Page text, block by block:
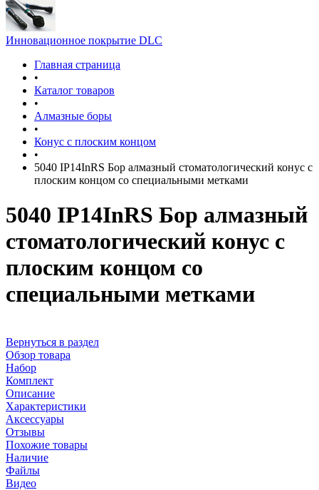
Инновационное покрытие DLC
Главная страница
•
Каталог товаров
•
Алмазные боры
•
Конус с плоским концом
•
5040 IP14InRS Бор алмазный стоматологический конус с
плоским концом со специальными метками
5040 IP14InRS Бор алмазный
стоматологический конус с
плоским концом со
специальными метками
Вернуться в раздел
Обзор товара
Набор
Комплект
Описание
Характеристики
Аксессуары
Отзывы
Похожие товары
Наличие
Файлы
Видео